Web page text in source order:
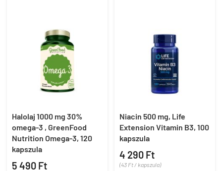
Halolaj 1000 mg 30%
omega-3 , GreenFood
Nutrition Omega-3, 120
kapszula
5 490 Ft
Niacin 500 mg, Life
Extension Vitamin B3, 100
kapszula
4 290 Ft
(43 Ft / kapszula)